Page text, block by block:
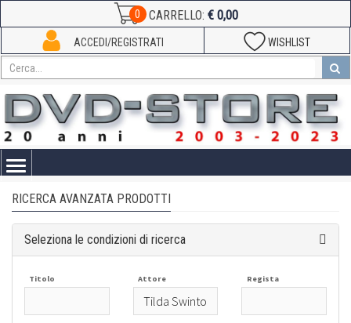
0 CARRELLO: € 0,00
WISHLIST
ACCEDI/REGISTRATI
Toggle
RICERCA AVANZATA PRODOTTI
Seleziona le condizioni di ricerca
Titolo Attore Regista